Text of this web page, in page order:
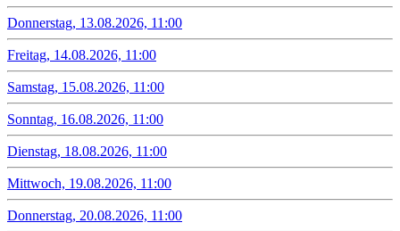
Donnerstag, 13.08.2026, 11:00
Freitag, 14.08.2026, 11:00
Samstag, 15.08.2026, 11:00
Sonntag, 16.08.2026, 11:00
Dienstag, 18.08.2026, 11:00
Mittwoch, 19.08.2026, 11:00
Donnerstag, 20.08.2026, 11:00